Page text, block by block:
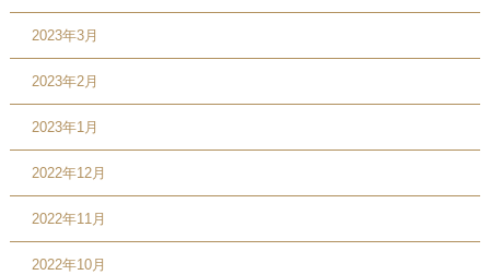
2023年3月
2023年2月
2023年1月
2022年12月
2022年11月
2022年10月